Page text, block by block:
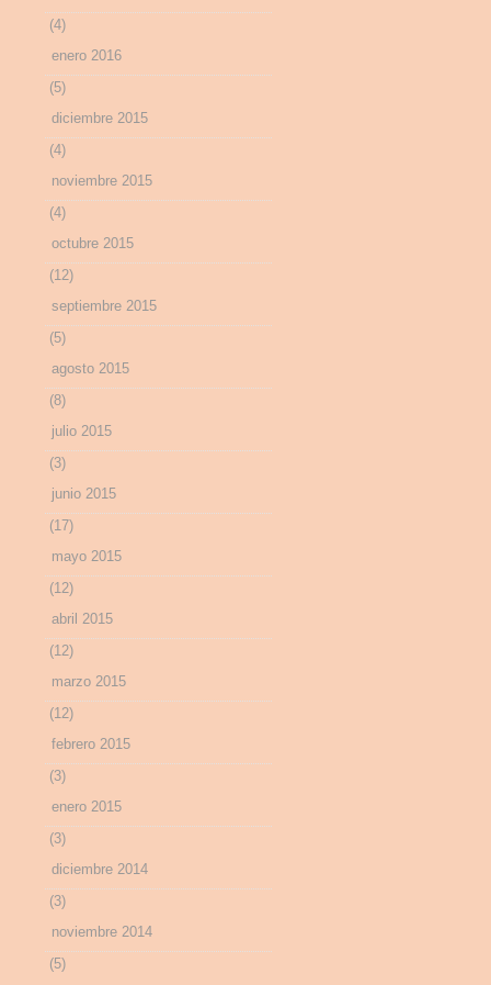
(4)
enero 2016
(5)
diciembre 2015
(4)
noviembre 2015
(4)
octubre 2015
(12)
septiembre 2015
(5)
agosto 2015
(8)
julio 2015
(3)
junio 2015
(17)
mayo 2015
(12)
abril 2015
(12)
marzo 2015
(12)
febrero 2015
(3)
enero 2015
(3)
diciembre 2014
(3)
noviembre 2014
(5)